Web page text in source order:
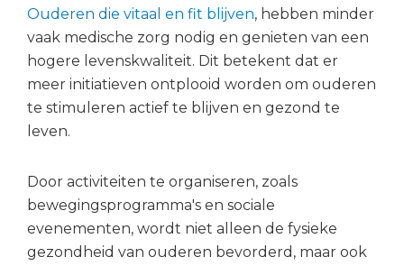
Ouderen die vitaal en fit blijven, hebben minder
vaak medische zorg nodig en genieten van een
hogere levenskwaliteit. Dit betekent dat er
meer initiatieven ontplooid worden om ouderen
te stimuleren actief te blijven en gezond te
leven.
Door activiteiten te organiseren, zoals
bewegingsprogramma's en sociale
evenementen, wordt niet alleen de fysieke
gezondheid van ouderen bevorderd, maar ook